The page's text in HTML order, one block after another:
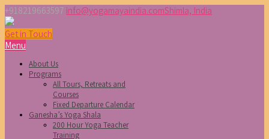
+918219663597 info@yogamayaindia.comShimla, India
Get in Touch
Menu
About Us
Programs
All Tours, Retreats and
Courses
Fixed Departure Calendar
Ganesha’s Yoga Shala
200 Hour Yoga Teacher
Training